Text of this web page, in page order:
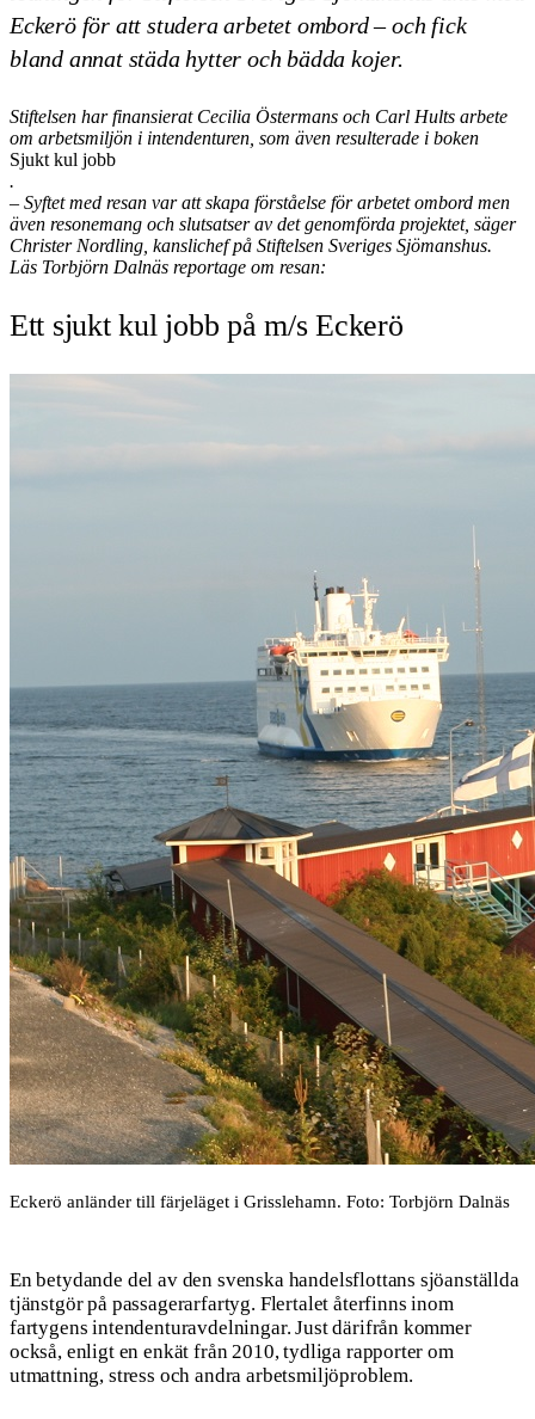
Eckerö för att studera arbetet ombord – och fick
bland annat städa hytter och bädda kojer.
Stiftelsen har finansierat Cecilia Östermans och Carl Hults arbete
om arbetsmiljön i intendenturen, som även resulterade i boken
Sjukt kul jobb
.
– Syftet med resan var att skapa förståelse för arbetet ombord men
även resonemang och slutsatser av det genomförda projektet, säger
Christer Nordling, kanslichef på Stiftelsen Sveriges Sjömanshus.
Läs Torbjörn Dalnäs reportage om resan:
Ett sjukt kul jobb på m/s Eckerö
Eckerö anländer till färjeläget i Grisslehamn. Foto: Torbjörn Dalnäs
En betydande del av den svenska handelsflottans sjöanställda
tjänstgör på passagerarfartyg. Flertalet återfinns inom
fartygens intendenturavdelningar. Just därifrån kommer
också, enligt en enkät från 2010, tydliga rapporter om
utmattning, stress och andra arbetsmiljöproblem.